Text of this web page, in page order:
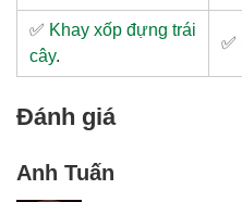
✅ Khay xốp đựng trái
cây.
✅
Đánh giá
Anh Tuấn